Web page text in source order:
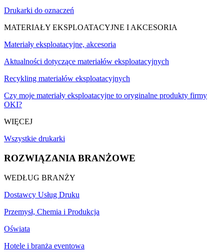
Drukarki do oznaczeń
MATERIAŁY EKSPLOATACYJNE I AKCESORIA
Materiały eksploatacyjne, akcesoria
Aktualności dotyczące materiałów eksploatacyjnych
Recykling materiałów eksploatacyjnych
Czy moje materiały eksploatacyjne to oryginalne produkty firmy
OKI?
WIĘCEJ
Wszystkie drukarki
ROZWIĄZANIA BRANŻOWE
WEDŁUG BRANŻY
Dostawcy Usług Druku
Przemysł, Chemia i Produkcja
Oświata
Hotele i branża eventowa